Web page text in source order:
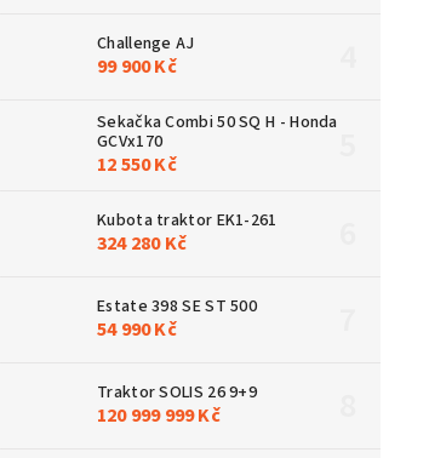
Challenge AJ
99 900 Kč
Sekačka Combi 50 SQ H - Honda
GCVx170
12 550 Kč
Kubota traktor EK1-261
324 280 Kč
Estate 398 SE ST 500
54 990 Kč
Traktor SOLIS 26 9+9
120 999 999 Kč